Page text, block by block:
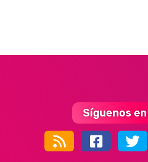
Síguenos
44k 9k